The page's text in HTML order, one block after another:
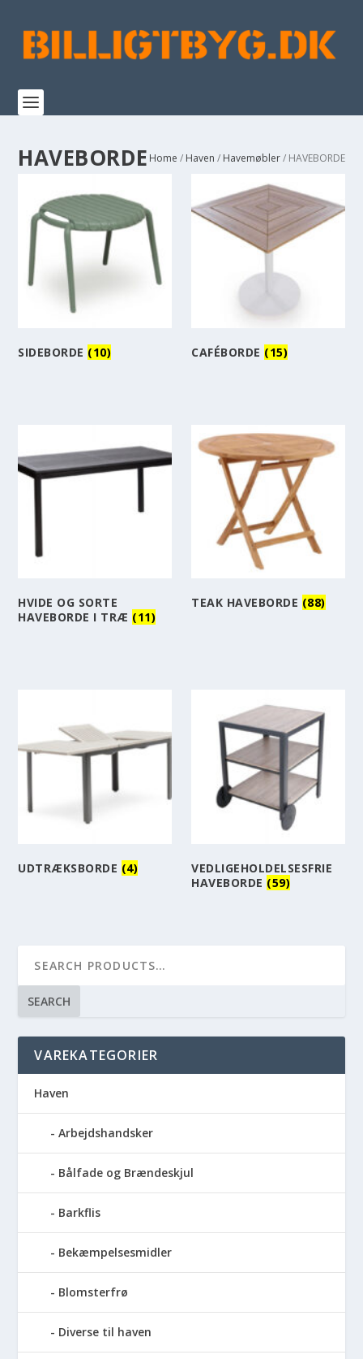
HAVEBORDE Home / Haven / Havemøbler/ HAVEBORDE
SIDEBORDE (10) CAFÉBORDE (15)
HVIDE OG SORTE
HAVEBORDE I TRÆ (11)
TEAK HAVEBORDE (88)
UDTRÆKSBORDE (4)
VEDLIGEHOLDELSESFRIE
HAVEBORDE (59)
SEARCH
VAREKATEGORIER
Haven
Arbejdshandsker
Bålfade og Brændeskjul
Barkflis
Bekæmpelsesmidler
Blomsterfrø
Diverse til haven